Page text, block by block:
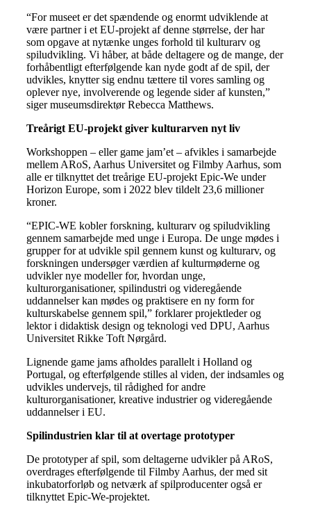
“For museet er det spændende og enormt udviklende at
være partner i et EU-projekt af denne størrelse, der har
som opgave at nytænke unges forhold til kulturarv og
spiludvikling. Vi håber, at både deltagere og de mange, der
forhåbentligt efterfølgende kan nyde godt af de spil, der
udvikles, knytter sig endnu tættere til vores samling og
oplever nye, involverende og legende sider af kunsten,”
siger museumsdirektør Rebecca Matthews.
Treårigt EU-projekt giver kulturarven nyt liv
Workshoppen – eller game jam’et – afvikles i samarbejde
mellem ARoS, Aarhus Universitet og Filmby Aarhus, som
alle er tilknyttet det treårige EU-projekt Epic-We under
Horizon Europe, som i 2022 blev tildelt 23,6 millioner
kroner.
“EPIC-WE kobler forskning, kulturarv og spiludvikling
gennem samarbejde med unge i Europa. De unge mødes i
grupper for at udvikle spil gennem kunst og kulturarv, og
forskningen undersøger værdien af kulturmøderne og
udvikler nye modeller for, hvordan unge,
kulturorganisationer, spilindustri og videregående
uddannelser kan mødes og praktisere en ny form for
kulturskabelse gennem spil,” forklarer projektleder og
lektor i didaktisk design og teknologi ved DPU, Aarhus
Universitet Rikke Toft Nørgård.
Lignende game jams afholdes parallelt i Holland og
Portugal, og efterfølgende stilles al viden, der indsamles og
udvikles undervejs, til rådighed for andre
kulturorganisationer, kreative industrier og videregående
uddannelser i EU.
Spilindustrien klar til at overtage prototyper
De prototyper af spil, som deltagerne udvikler på ARoS,
overdrages efterfølgende til Filmby Aarhus, der med sit
inkubatorforløb og netværk af spilproducenter også er
tilknyttet Epic-We-projektet.